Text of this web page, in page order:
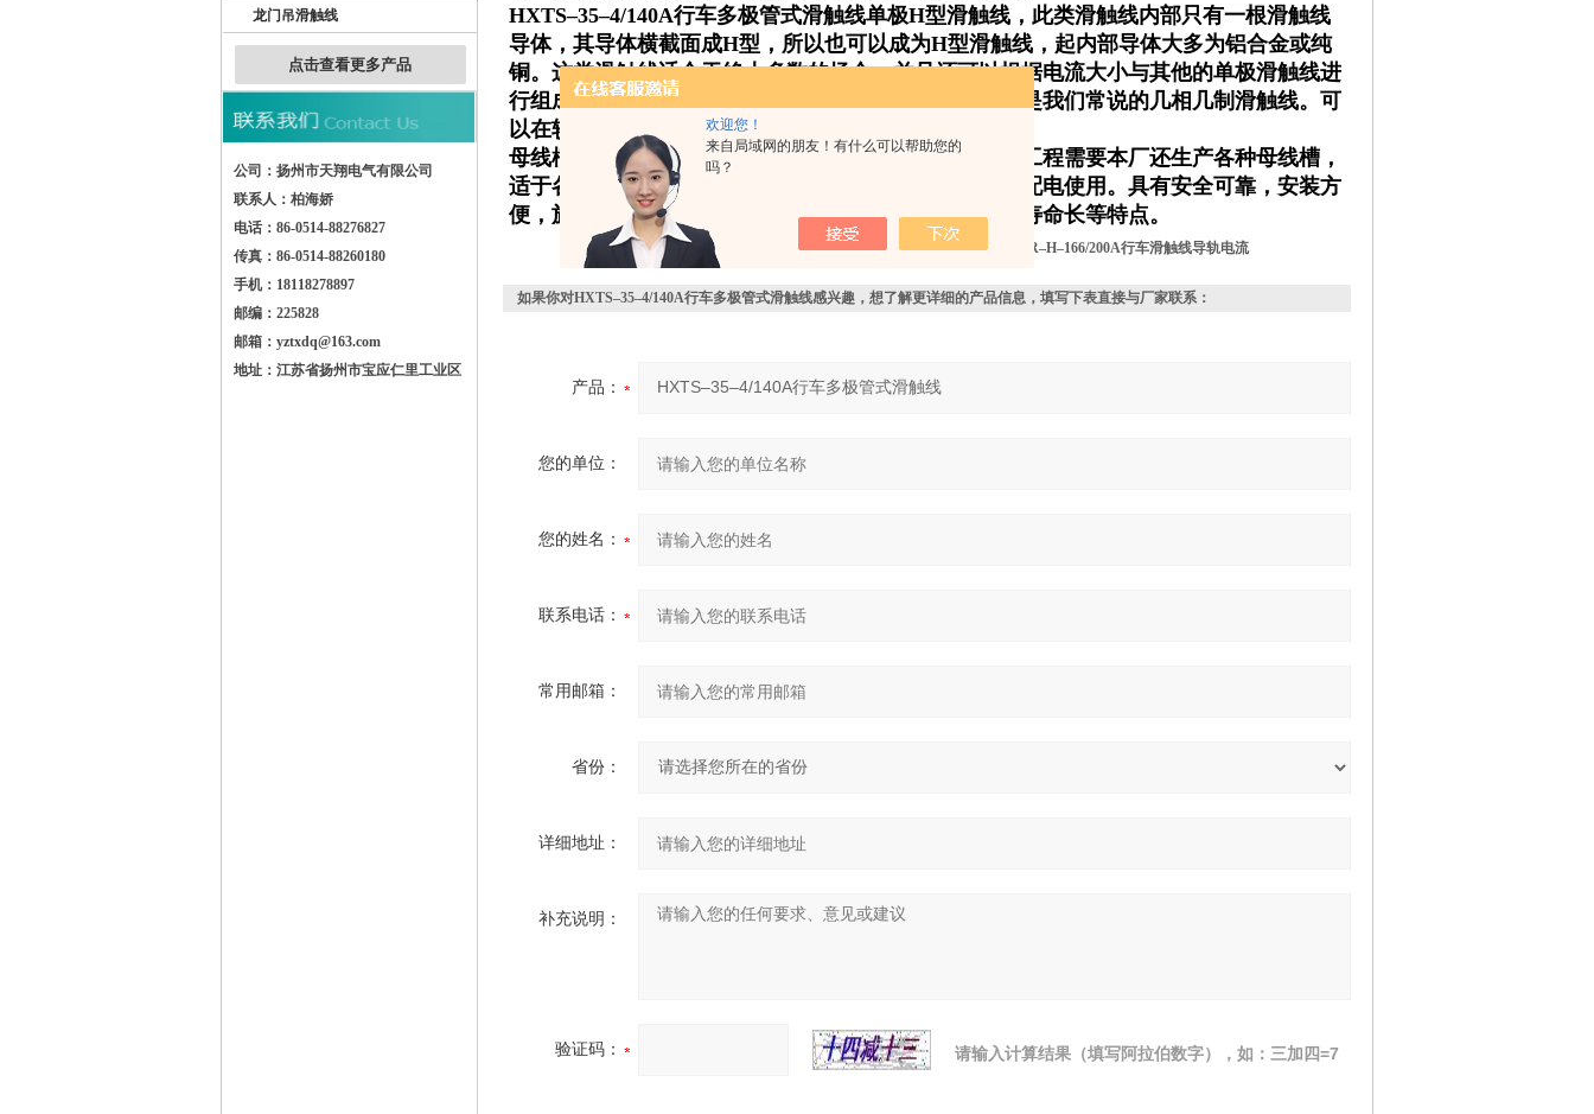
欢迎您！
来自局域网的朋友！有什么可以帮助您的
吗？
龙门吊滑触线
点击查看更多产品
公司：扬州市天翔电气有限公司
联系人：柏海娇
电话：86-0514-88276827
传真：86-0514-88260180
手机：18118278897
邮编：225828
邮箱：yztxdq@163.com
地址：江苏省扬州市宝应仁里工业区
HXTS–35–4/140A行车多极管式滑触线单极H型滑触线，此类滑触线内部只有一根滑触线
导体，其导体横截面成H型，所以也可以成为H型滑触线，起内部导体大多为铝合金或纯
铜。这类滑触线适合于绝大多数的场合，并且还可以根据电流大小与其他的单极滑触线进
行组成，组成一个滑触线网络，增加其供电电流，这就是我们常说的几相几制滑触线。可
以在较为恶劣的环境中使用。
母线槽设计了各种功能的连接单元。可满足所有输配电工程需要本厂还生产各种母线槽，
适于各种展览馆、宾馆、银行、娱乐等场所电力馈电及配电使用。具有安全可靠，安装方
便，施工灵活，体积小容量大，设计施工周期短，使用寿命长等特点。
上一个：HXTS–20–4/100A行车多极管式滑触线下一个： HXPnR–H–166/200A行车滑触线导轨电流
如果你对HXTS–35–4/140A行车多极管式滑触线感兴趣，想了解更详细的产品信息，填写下表直接与厂家联系：
产品：
您的单位：
您的姓名：
联系电话：
常用邮箱：
省份：
详细地址：
补充说明：
验证码： 请输入计算结果（填写阿拉伯数字），如：三加四=7